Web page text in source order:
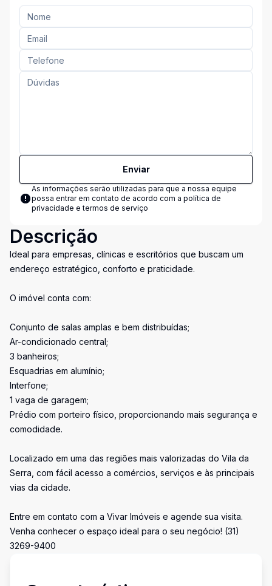
Enviar
As informações serão utilizadas para que a nossa equipe
possa entrar em contato de acordo com a política de
privacidade e termos de serviço
Descrição
Ideal para empresas, clínicas e escritórios que buscam um
endereço estratégico, conforto e praticidade.
O imóvel conta com:
Conjunto de salas amplas e bem distribuídas;
Ar-condicionado central;
3 banheiros;
Esquadrias em alumínio;
Interfone;
1 vaga de garagem;
Prédio com porteiro físico, proporcionando mais segurança e
comodidade.
Localizado em uma das regiões mais valorizadas do Vila da
Serra, com fácil acesso a comércios, serviços e às principais
vias da cidade.
Entre em contato com a Vivar Imóveis e agende sua visita.
Venha conhecer o espaço ideal para o seu negócio! (31)
3269-9400